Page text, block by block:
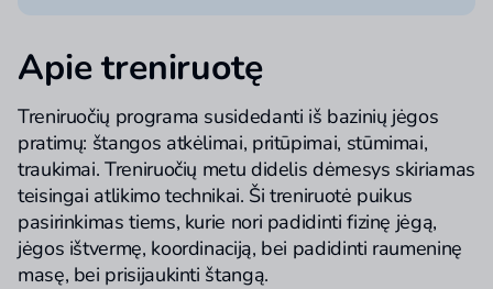
Apie treniruotę
Treniruočių programa susidedanti iš bazinių jėgos
pratimų: štangos atkėlimai, pritūpimai, stūmimai,
traukimai. Treniruočių metu didelis dėmesys skiriamas
teisingai atlikimo technikai. Ši treniruotė puikus
pasirinkimas tiems, kurie nori padidinti fizinę jėgą,
jėgos ištvermę, koordinaciją, bei padidinti raumeninę
masę, bei prisijaukinti štangą.